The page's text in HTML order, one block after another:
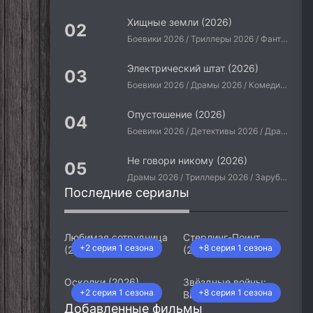
Хищные земли (2026)
Боевики 2026 / Триллеры 2026 / Фантастические 2026 / Зарубежные фильмы 2026 / Американские фильмы / Фильмы 2026
Электрический штат (2026)
Боевики 2026 / Драмы 2026 / Комедии 2026 / Приключения 2026 / Фантастические 2026 / Зарубежные фильмы 2026 / Американские фильмы / Фильмы 2026
Опустошение (2026)
Боевики 2026 / Детективы 2026 / Драмы 2026 / Криминальные фильмы 2026 / Триллеры 2026 / Зарубежные фильмы 2026 / Американские фильмы / Фильмы 2026
Не говори никому (2026)
Драмы 2026 / Триллеры 2026 / Зарубежные фильмы 2026 / Американские фильмы / Фильмы 2026
Последние сериалы
+2 серия 1 сезона
Любимая сотрудница
(2026)
+8 серия 1 сезона
Стерлинг-Поинт
(2026)
+2 серия 1 сезона
Осколки (2026)
+8 серия 1 сезона
Звёздные войны:
Видения. Девятый
джедай (2026)
Добавленные фильмы